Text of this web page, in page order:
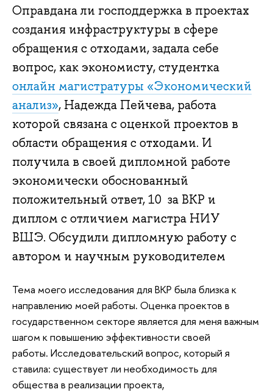
Оправдана ли господдержка в проектах
создания инфраструктуры в сфере
обращения с отходами, задала себе
вопрос, как экономисту, студентка
онлайн магистратуры «Экономический
анализ», Надежда Пейчева, работа
которой связана с оценкой проектов в
области обращения с отходами. И
получила в своей дипломной работе
экономически обоснованный
положительный ответ, 10 за ВКР и
диплом с отличием магистра НИУ
ВШЭ. Обсудили дипломную работу с
автором и научным руководителем
Тема моего исследования для ВКР была близка к
направлению моей работы. Оценка проектов в
государственном секторе является для меня важным
шагом к повышению эффективности своей
работы. Исследовательский вопрос, который я
ставила: существует ли необходимость для
общества в реализации проекта,